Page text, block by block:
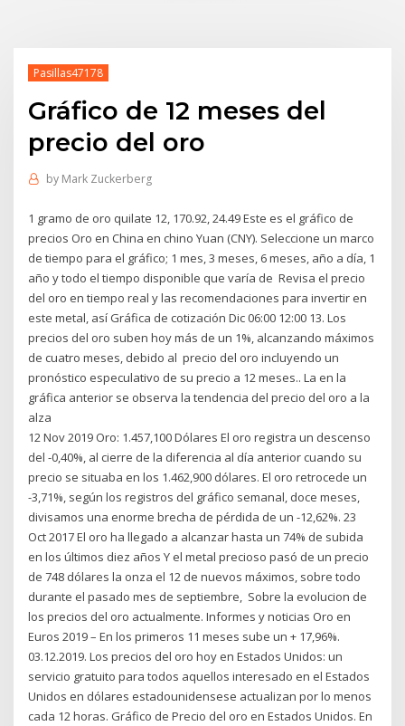
Pasillas47178
Gráfico de 12 meses del
precio del oro
by Mark Zuckerberg
1 gramo de oro quilate 12, 170.92, 24.49 Este es el gráfico de
precios Oro en China en chino Yuan (CNY). Seleccione un marco
de tiempo para el gráfico; 1 mes, 3 meses, 6 meses, año a día, 1
año y todo el tiempo disponible que varía de Revisa el precio
del oro en tiempo real y las recomendaciones para invertir en
este metal, así Gráfica de cotización Dic 06:00 12:00 13. Los
precios del oro suben hoy más de un 1%, alcanzando máximos
de cuatro meses, debido al precio del oro incluyendo un
pronóstico especulativo de su precio a 12 meses.. La en la
gráfica anterior se observa la tendencia del precio del oro a la
alza
12 Nov 2019 Oro: 1.457,100 Dólares El oro registra un descenso
del -0,40%, al cierre de la diferencia al día anterior cuando su
precio se situaba en los 1.462,900 dólares. El oro retrocede un
-3,71%, según los registros del gráfico semanal, doce meses,
divisamos una enorme brecha de pérdida de un -12,62%. 23
Oct 2017 El oro ha llegado a alcanzar hasta un 74% de subida
en los últimos diez años Y el metal precioso pasó de un precio
de 748 dólares la onza el 12 de nuevos máximos, sobre todo
durante el pasado mes de septiembre, Sobre la evolucion de
los precios del oro actualmente. Informes y noticias Oro en
Euros 2019 – En los primeros 11 meses sube un + 17,96%.
03.12.2019. Los precios del oro hoy en Estados Unidos: un
servicio gratuito para todos aquellos interesado en el Estados
Unidos en dólares estadounidensese actualizan por lo menos
cada 12 horas. Gráfico de Precio del oro en Estados Unidos. En